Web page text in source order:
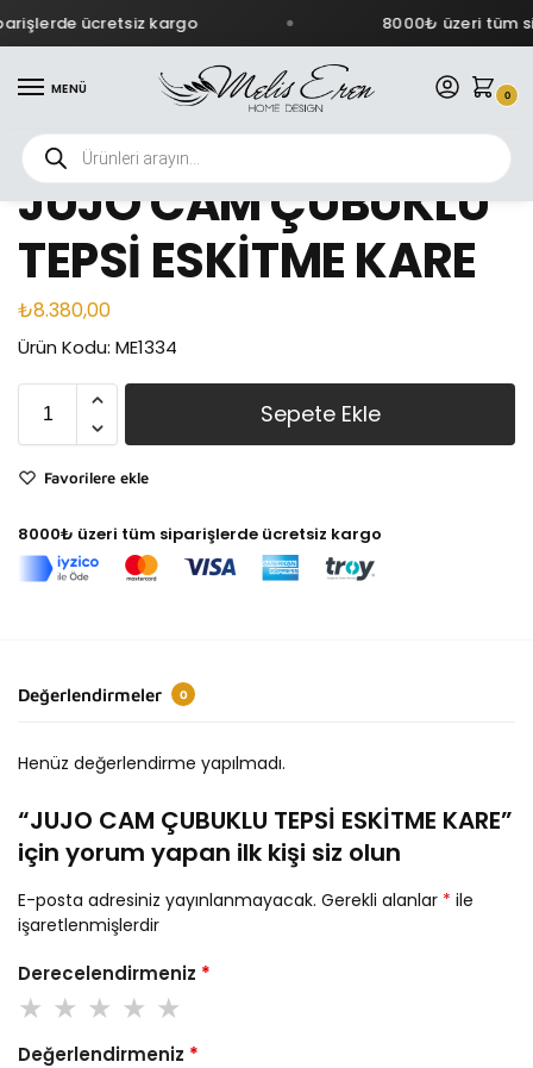
ücretsiz kargo 8000₺ üzeri tüm
MENÜ 0
JUJO CAM ÇUBUKLU
TEPSİ ESKİTME KARE
₺8.380,00
Ürün Kodu: ME1334
Sepete Ekle
Favorilere ekle
8000₺ üzeri tüm siparişlerde ücretsiz kargo
Değerlendirmeler 0
Henüz değerlendirme yapılmadı.
“JUJO CAM ÇUBUKLU TEPSİ ESKİTME KARE”
için yorum yapan ilk kişi siz olun
E-posta adresiniz yayınlanmayacak. Gerekli alanlar * ile
işaretlenmişlerdir
Derecelendirmeniz *
Değerlendirmeniz *